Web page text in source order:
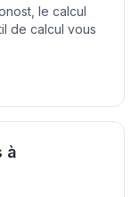
le calcul
de calcul vous
à